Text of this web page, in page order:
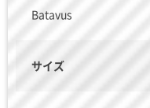
Batavus
サイズ